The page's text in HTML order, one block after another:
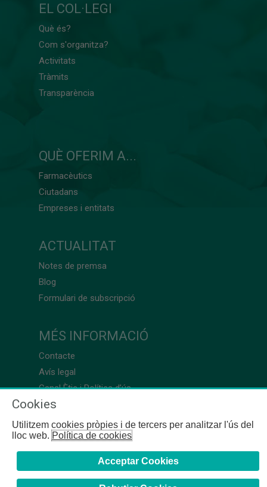
EL COL·LEGI
Què és?
Com s'organitza?
Activitats
Tràmits
Transparència
QUÈ OFERIM A...
Farmacèutics
Ciutadans
Empreses i entitats
ACTUALITAT
Notes de premsa
Blog
Formulari de subscripció
MÉS INFORMACIÓ
Contacte
Avís legal
Canal Ètic i Política d’ús
Cookies
Utilitzem cookies pròpies i de tercers per analitzar l'ús del
lloc web.Política de cookies
Acceptar Cookies